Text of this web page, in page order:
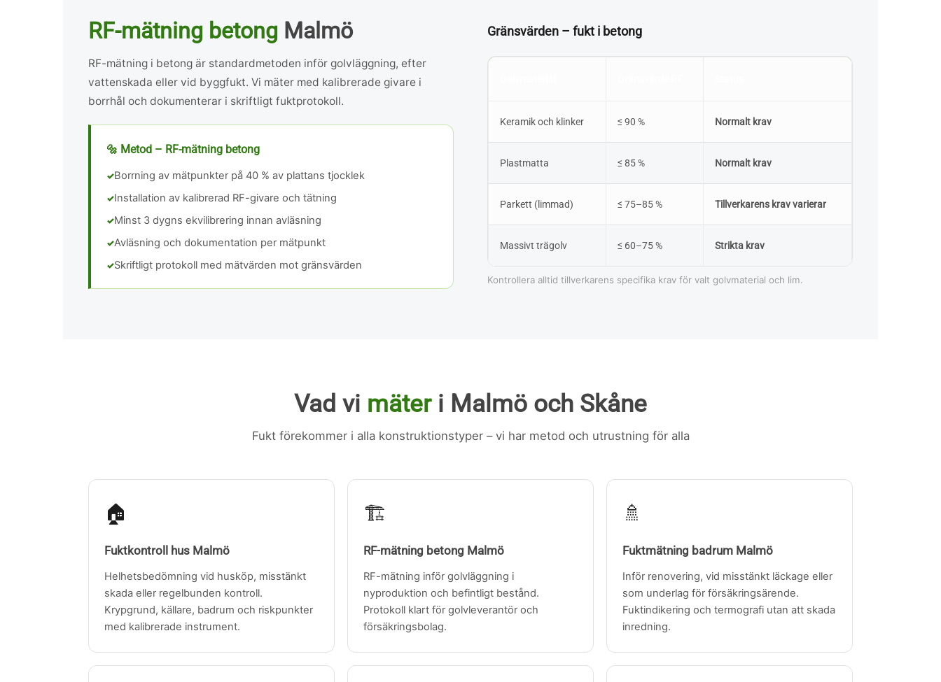
RF-mätning betong Malmö
RF-mätning i betong är standardmetoden inför golvläggning, efter
vattenskada eller vid byggfukt. Vi mäter med kalibrerade givare i
borrhål och dokumenterar i skriftligt fuktprotokoll.
🔩 Metod – RF-mätning betong
Borrning av mätpunkter på 40 % av plattans tjocklek
Installation av kalibrerad RF-givare och tätning
Minst 3 dygns ekvilibrering innan avläsning
Avläsning och dokumentation per mätpunkt
Skriftligt protokoll med mätvärden mot gränsvärden
Gränsvärden – fukt i betong
Keramik och klinker ≤ 90 % Normalt krav
Plastmatta ≤ 85 % Normalt krav
Parkett (limmad) ≤ 75–85 % Tillverkarens krav varierar
Massivt trägolv ≤ 60–75 % Strikta krav
Kontrollera alltid tillverkarens specifika krav för valt golvmaterial och lim.
Vad vi mäteri Malmö och Skåne
Fukt förekommer i alla konstruktionstyper – vi har metod och utrustning för alla
🏠
Fuktkontroll hus Malmö
Helhetsbedömning vid husköp, misstänkt
skada eller regelbunden kontroll.
Krypgrund, källare, badrum och riskpunkter
med kalibrerade instrument.
🏗️
RF-mätning betong Malmö
RF-mätning inför golvläggning i
nyproduktion och befintligt bestånd.
Protokoll klart för golvleverantör och
försäkringsbolag.
🚿
Fuktmätning badrum Malmö
Inför renovering, vid misstänkt läckage eller
som underlag för försäkringsärende.
Fuktindikering och termografi utan att skada
inredning.